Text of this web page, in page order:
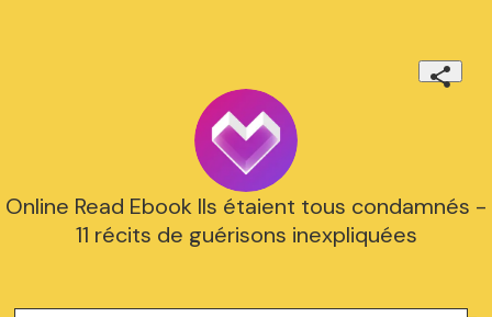
Online Read Ebook Ils étaient tous condamnés -
11 récits de guérisons inexpliquées